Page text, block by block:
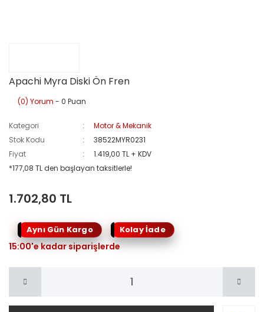
Apachi Myra Diski Ön Fren
(0) Yorum - 0 Puan
Kategori
Motor & Mekanik
Stok Kodu
38522MYR0231
Fiyat
1.419,00 TL + KDV
*177,08 TL den başlayan taksitlerle!
1.702,80 TL
Aynı Gün Kargo Kolay İade
15:00'e kadar siparişlerde